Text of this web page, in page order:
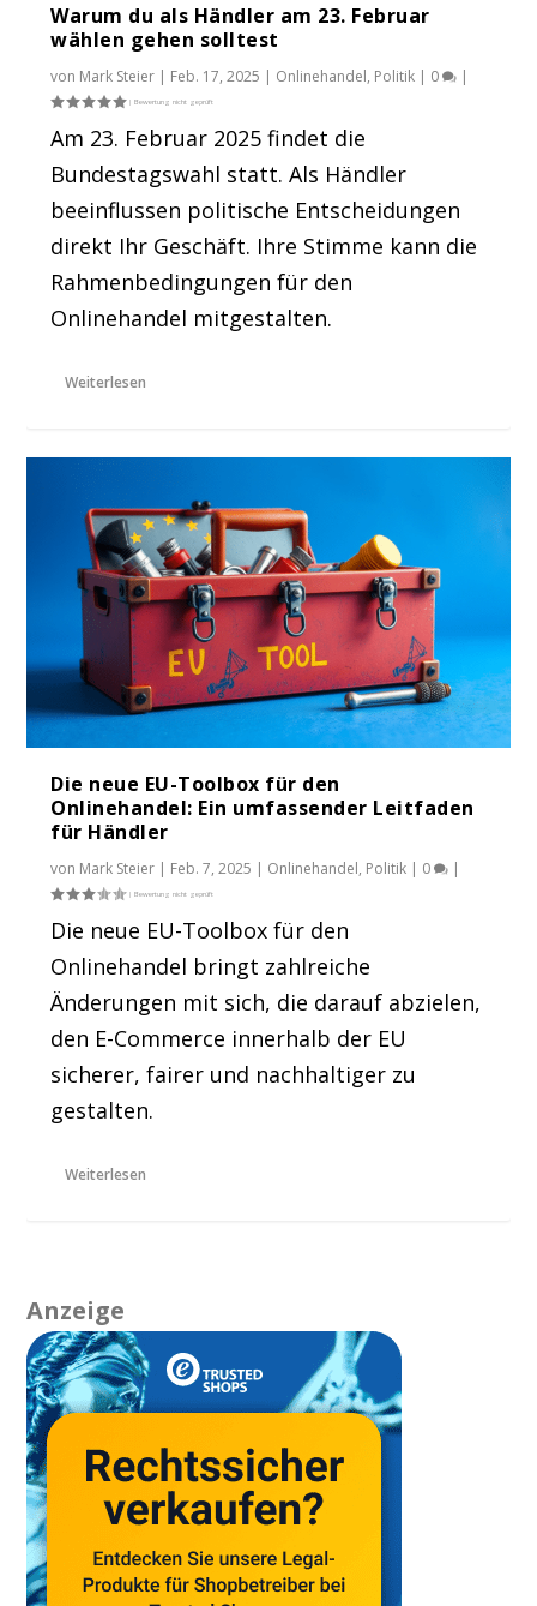
Warum du als Händler am 23. Februar
wählen gehen solltest
von Mark Steier | Feb. 17, 2025 | Onlinehandel, Politik | 0 |
Am 23. Februar 2025 findet die
Bundestagswahl statt. Als Händler
beeinflussen politische Entscheidungen
direkt Ihr Geschäft. Ihre Stimme kann die
Rahmenbedingungen für den
Onlinehandel mitgestalten.
Weiterlesen
Die neue EU-Toolbox für den
Onlinehandel: Ein umfassender Leitfaden
für Händler
von Mark Steier | Feb. 7, 2025 | Onlinehandel, Politik | 0 |
Die neue EU-Toolbox für den
Onlinehandel bringt zahlreiche
Änderungen mit sich, die darauf abzielen,
den E-Commerce innerhalb der EU
sicherer, fairer und nachhaltiger zu
gestalten.
Weiterlesen
Anzeige